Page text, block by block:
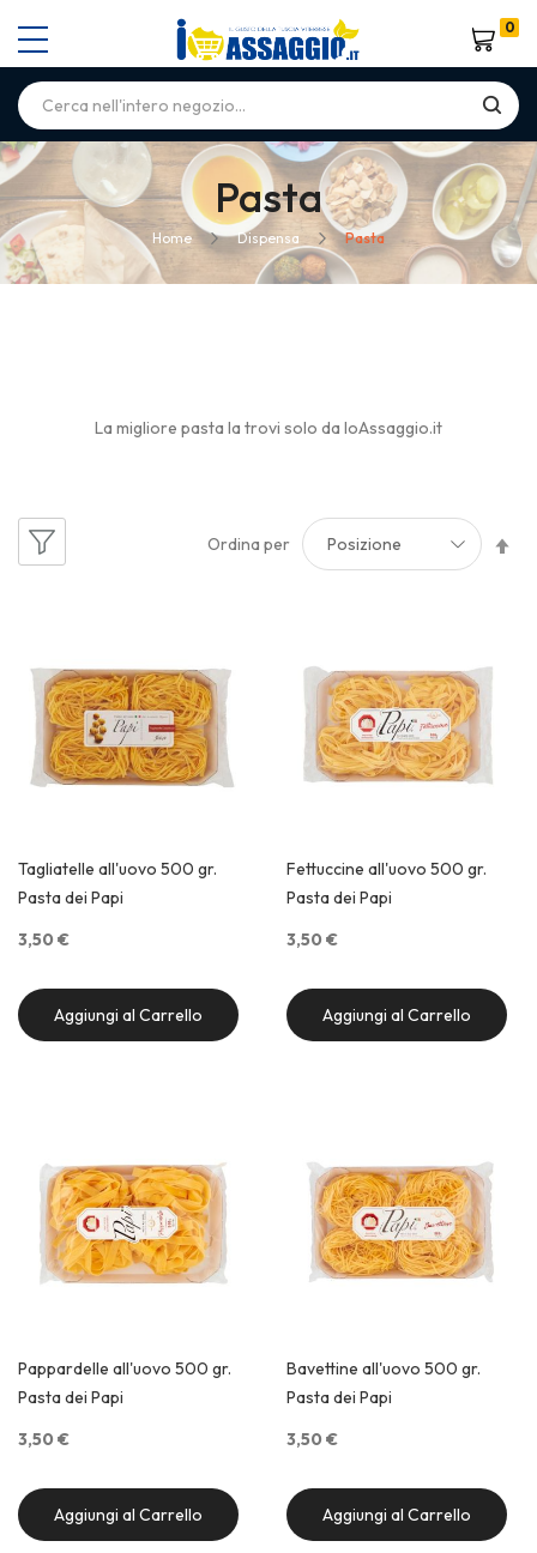
Carrello
0
Pasta
Home Dispensa Pasta
La migliore pasta la trovi solo da IoAssaggio.it
Ordina per
Tagliatelle all'uovo 500 gr.
Pasta dei Papi
3,50 €
Aggiungi al Carrello
Fettuccine all'uovo 500 gr.
Pasta dei Papi
3,50 €
Aggiungi al Carrello
Pappardelle all'uovo 500 gr.
Pasta dei Papi
3,50 €
Aggiungi al Carrello
Bavettine all'uovo 500 gr.
Pasta dei Papi
3,50 €
Aggiungi al Carrello